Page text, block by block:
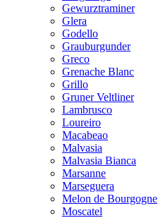
Gewurztraminer
Glera
Godello
Grauburgunder
Greco
Grenache Blanc
Grillo
Gruner Veltliner
Lambrusco
Loureiro
Macabeao
Malvasia
Malvasia Bianca
Marsanne
Marseguera
Melon de Bourgogne
Moscatel